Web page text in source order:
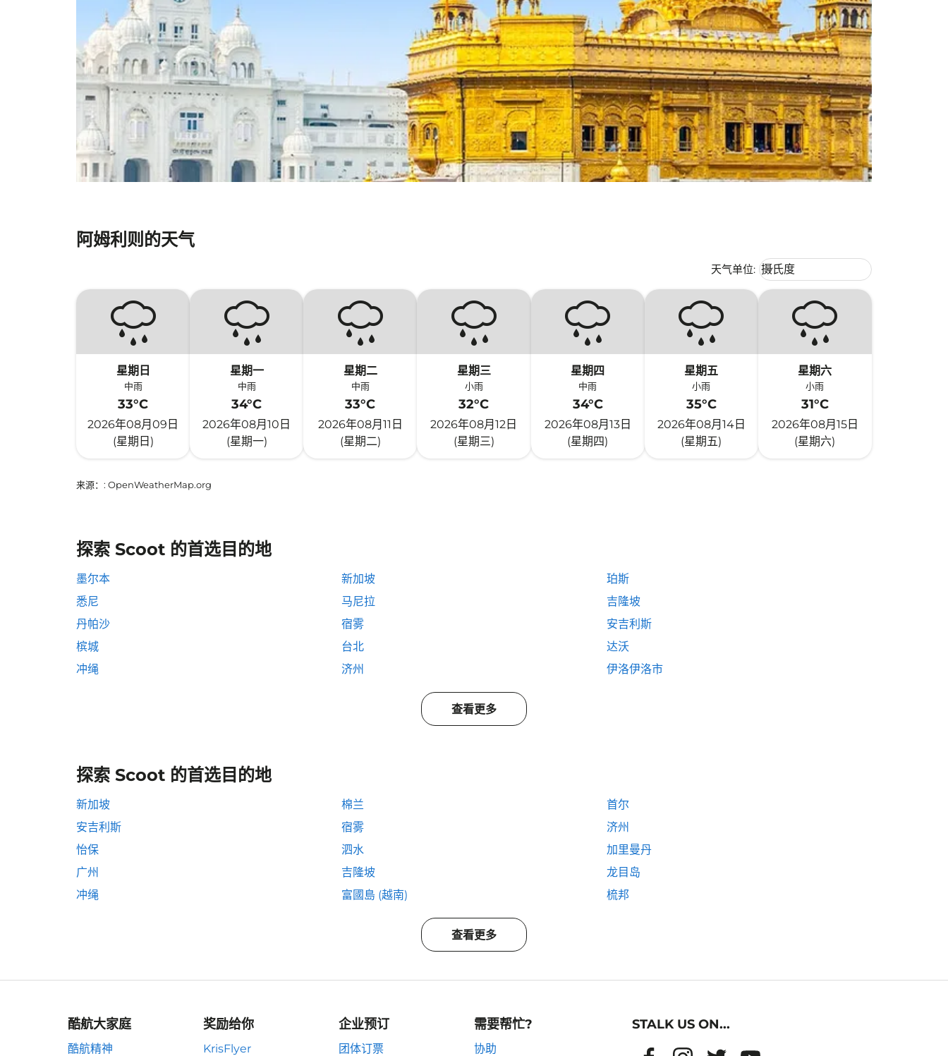
阿姆利则的天气
天气单位: Weather unit option 摄氏度
摄氏度
keyboard_arrow_down
星期日
中雨
33°C
2026年08月09日
(星期日)
星期一
中雨
34°C
2026年08月10日
(星期一)
星期二
中雨
33°C
2026年08月11日
(星期二)
星期三
小雨
32°C
2026年08月12日
(星期三)
星期四
中雨
34°C
2026年08月13日
(星期四)
星期五
小雨
35°C
2026年08月14日
(星期五)
星期六
小雨
31°C
2026年08月15日
(星期六)
来源： : OpenWeatherMap.org
探索 Scoot 的首选目的地
墨尔本 新加坡
珀斯
悉尼
马尼拉
吉隆坡
丹帕沙
宿雾
安吉利斯
槟城
台北
达沃
冲绳
济州 伊洛伊洛市
查看更多
探索 Scoot 的首选目的地
新加坡 棉兰
首尔
安吉利斯
宿雾
济州
怡保
泗水
加里曼丹
广州
吉隆坡
龙目岛
冲绳
富國島 (越南) 梳邦
查看更多
酷航大家庭
酷航精神
奖励给你
KrisFlyer
企业预订
团体订票
需要帮忙?
协助
STALK US ON...